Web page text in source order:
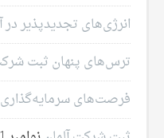
انرژی‌های تجدیدپذیر در
ترس‌های پنهان ثبت
فرصت‌های سرمایه‌گذاری